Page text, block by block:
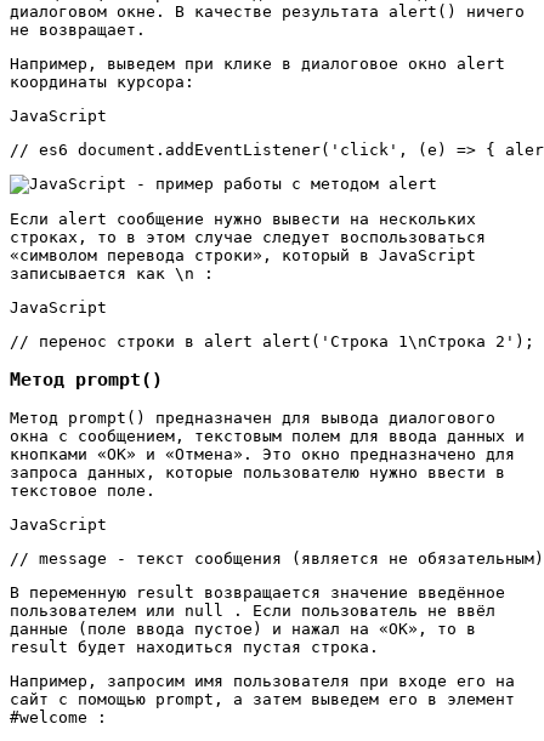
диалоговом окне. В качестве результата alert() ничего
не возвращает.
Например, выведем при клике в диалоговое окно alert
координаты курсора:
JavaScript
// es6 document.addEventListener('click', (e) => {
Если alert сообщение нужно вывести на нескольких
строках, то в этом случае следует воспользоваться
«символом перевода строки», который в JavaScript
записывается как \n :
JavaScript
// перенос строки в alert alert('Строка 1\nСтрока 2');
Метод prompt()
Метод prompt() предназначен для вывода диалогового
окна с сообщением, текстовым полем для ввода данных и
кнопками «ОК» и «Отмена». Это окно предназначено для
запроса данных, которые пользователю нужно ввести в
текстовое поле.
JavaScript
// message - текст сообщения (является не
В переменную result возвращается значение введённое
пользователем или null . Если пользователь не ввёл
данные (поле ввода пустое) и нажал на «ОК», то в
result будет находиться пустая строка.
Например, запросим имя пользователя при входе его на
сайт с помощью prompt, а затем выведем его в элемент
#welcome :